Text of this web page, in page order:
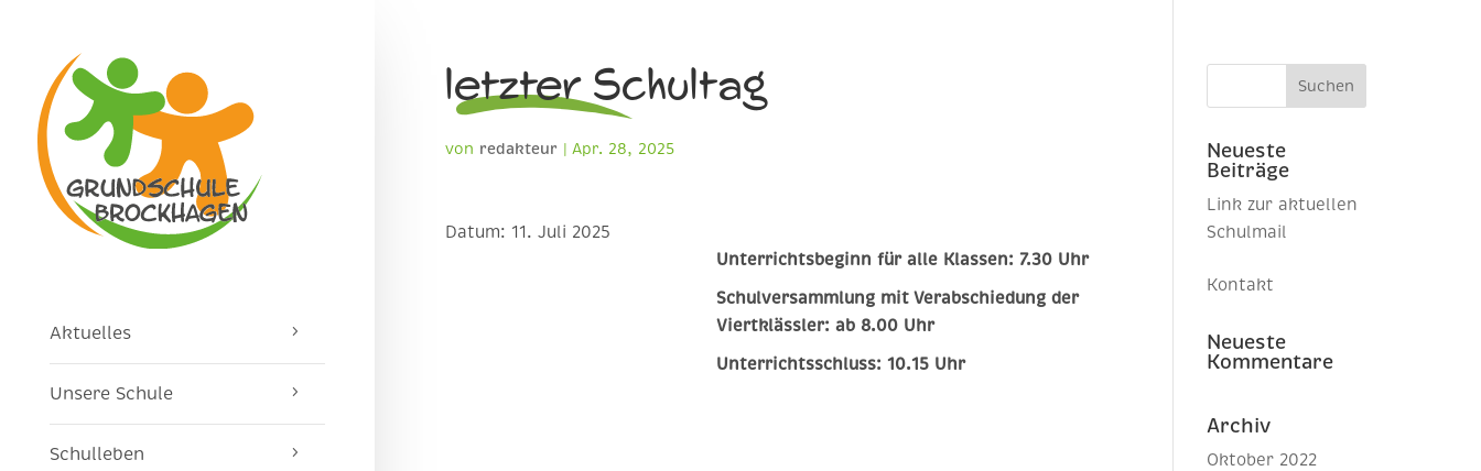
Aktuelles
Unsere Schule
Schulleben
letzter Schultag
von redakteur |Apr. 28, 2025
Datum: 11. Juli 2025
Unterrichtsbeginn für alle Klassen: 7.30 Uhr
Schulversammlung mit Verabschiedung der
Viertklässler: ab 8.00 Uhr
Unterrichtsschluss: 10.15 Uhr
Neueste
Beiträge
Link zur aktuellen
Schulmail
Kontakt
Neueste
Kommentare
Archiv
Oktober 2022